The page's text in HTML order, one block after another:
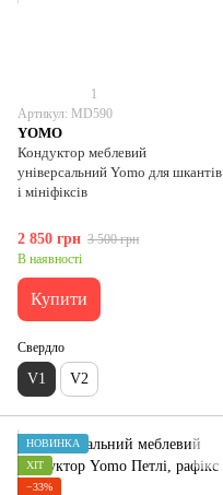
1
Артикул: MD590
YOMO
Кондуктор меблевий
універсальний Yomo для шкантів
і мініфіксів
2 850 грн 3 500 грн
В наявності
Купити
Свердло
V1 V2
НОВИНКА
ХІТ
−33%